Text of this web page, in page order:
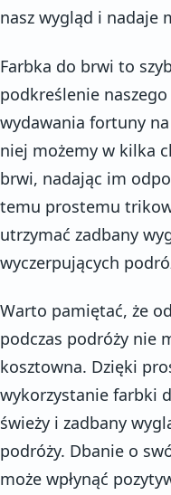
nasz wygląd i nadaje
Farbka do brwi to
podkreślenie
wydawania fortuny
niej możemy w kilka
brwi, nadając im
temu prostemu
utrzymać zadbany
wyczerpujących
Warto pamiętać, że
podczas podróży nie
kosztowna. Dzięki
wykorzystanie farbki
świeży i zadbany
podróży. Dbanie o
może wpłynąć